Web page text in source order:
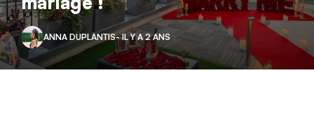
ANNA DUPLANTIS- IL Y A 2 ANS